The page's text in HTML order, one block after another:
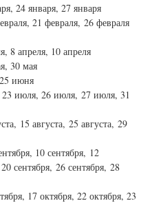
24 января, 27 января
21 февраля, 26 февраля
8 апреля, 10 апреля
30 мая
июня
июля, 26 июля, 27 июля, 31
15 августа, 25 августа, 29
10 сентября, 12
сентября, 26 сентября, 28
17 октября, 22 октября, 23